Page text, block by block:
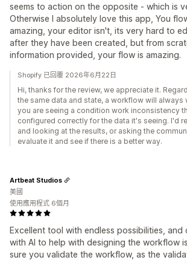
seems to action on the opposite - which is
Otherwise I absolutely love this app, You
amazing, your editor isn't, its very hard to
after they have been created, but from
information provided, your flow is amazing.
Shopify 已回覆 2026年6月22日
Hi, thanks for the review, we appreciate it.
the same data and state, a workflow will always
you are seeing a condition work inconsistency
configured correctly for the data it's seeing. I'd
and looking at the results, or asking the
evaluate it and see if there is a better way.
Excellent tool with endless possibilities, and
with AI to help with designing the workflow
sure you validate the workflow, as the
Artbeat Studios
美國
使用應用程式 6個月